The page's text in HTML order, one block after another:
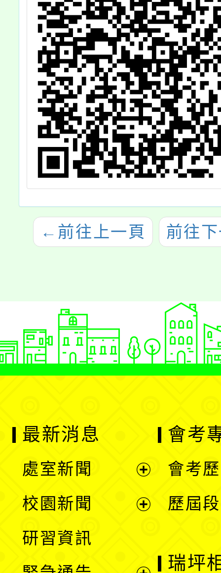
← 前往上一頁 前往
最新消息
處室新聞
校園新聞
研習資訊
會考
會考
歷屆
瑞坪